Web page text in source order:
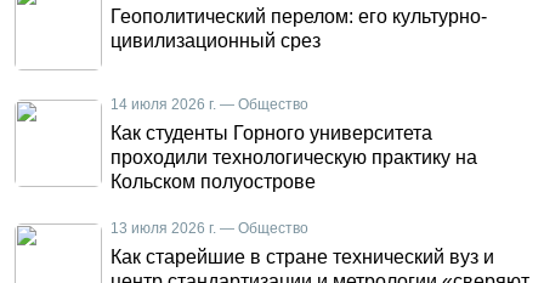
Геополитический перелом: его культурно-
цивилизационный срез
14 июля 2026 г. — Общество
Как студенты Горного университета
проходили технологическую практику на
Кольском полуострове
13 июля 2026 г. — Общество
Как старейшие в стране технический вуз и